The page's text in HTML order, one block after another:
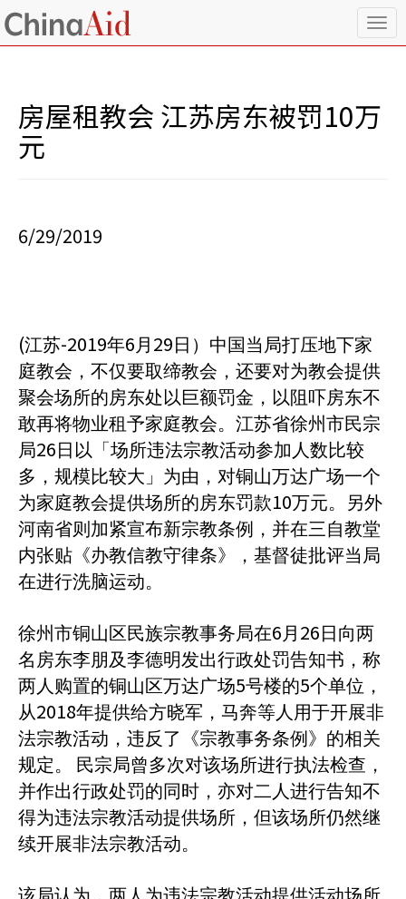
T
o
e
房屋租教会 江苏房东被罚10万
元
6/29/2019
(江苏-2019年6 月 29 日）中国当局打压地下家
庭教会，不仅要取缔教会，还要对为教会提供
聚会场所的房东处以巨额罚金，以阻吓房东不
敢再将物业租予家庭教会。江苏省徐州市民宗
局26 日以「场所违法宗教活动参加人数比较
多，规模比较大」为由，对铜山万达广场一个
为家庭教会提供场所的房东罚款10万元。另外
河南省则加紧宣布新宗教条例，并在三自教堂
内张贴《办教信教守律条》，基督徒批评当局
在进行洗脑运动。
徐州市铜山区民族宗教事务局在6 月 26 日向两
名房东李朋及李德明发出行政处罚告知书，称
两人购置的铜山区万达广场5号楼的5个单位，
从2018年提供给方晓军，马奔等人用于开展非
法宗教活动，违反了《宗教事务条例》的相关
规定。
民宗局曾多次对该场所进行执法检查，
并作出行政处罚的同时，亦对二人进行告知不
得为违法宗教活动提供场所，但该场所仍然继
续开展非法宗教活动。